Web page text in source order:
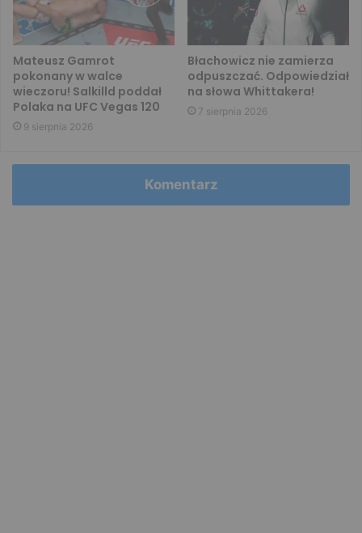
Mateusz Gamrot
pokonany w walce
wieczoru! Salkilld poddał
Polaka na UFC Vegas 120
9 sierpnia 2026
Błachowicz nie zamierza
odpuszczać. Odpowiedział
na słowa Whittakera!
7 sierpnia 2026
Komentarz